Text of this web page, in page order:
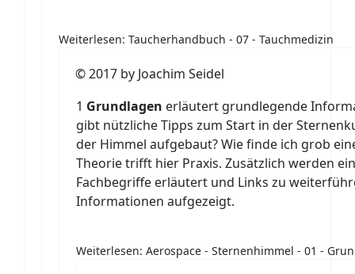
Weiterlesen: Taucherhandbuch - 07 - Tauchmedizin
© 2017 by Joachim Seidel
1 Grundlagen erläutert grundlegende
gibt nützliche Tipps zum Start in der
der Himmel aufgebaut? Wie finde ich grob
Theorie trifft hier Praxis. Zusätzlich werden
Fachbegriffe erläutert und Links zu
Informationen aufgezeigt.
Weiterlesen: Aerospace - Sternenhimmel - 01 -